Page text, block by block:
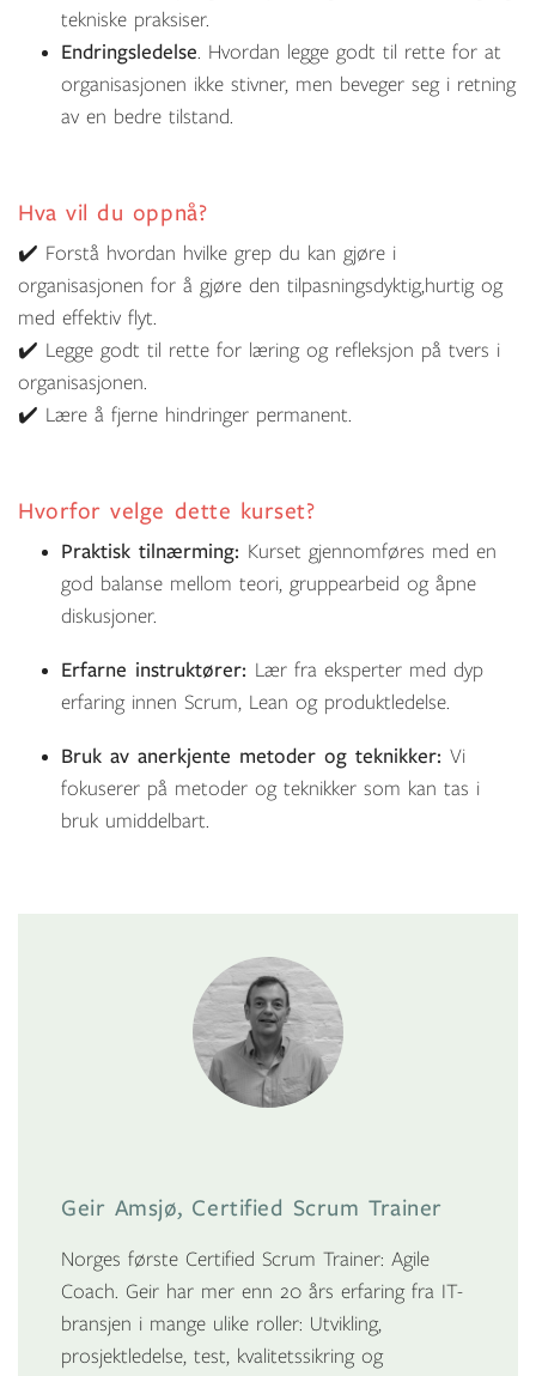
tekniske praksiser.
Endringsledelse. Hvordan legge godt til rette for at
organisasjonen ikke stivner, men beveger seg i retning
av en bedre tilstand.
Hva vil du oppnå?
✔️ Forstå hvordan hvilke grep du kan gjøre i
organisasjonen for å gjøre den tilpasningsdyktig,hurtig og
med effektiv flyt.
✔️ Legge godt til rette for læring og refleksjon på tvers i
organisasjonen.
✔️ Lære å fjerne hindringer permanent.
Hvorfor velge dette kurset?
Praktisk tilnærming: Kurset gjennomføres med en
god balanse mellom teori, gruppearbeid og åpne
diskusjoner.
Erfarne instruktører: Lær fra eksperter med dyp
erfaring innen Scrum, Lean og produktledelse.
Bruk av anerkjente metoder og teknikker: Vi
fokuserer på metoder og teknikker som kan tas i
bruk umiddelbart.
Geir Amsjø, Certified Scrum Trainer
Norges første Certified Scrum Trainer: Agile
Coach. Geir har mer enn 20 års erfaring fra IT-
bransjen i mange ulike roller: Utvikling,
prosjektledelse, test, kvalitetssikring og